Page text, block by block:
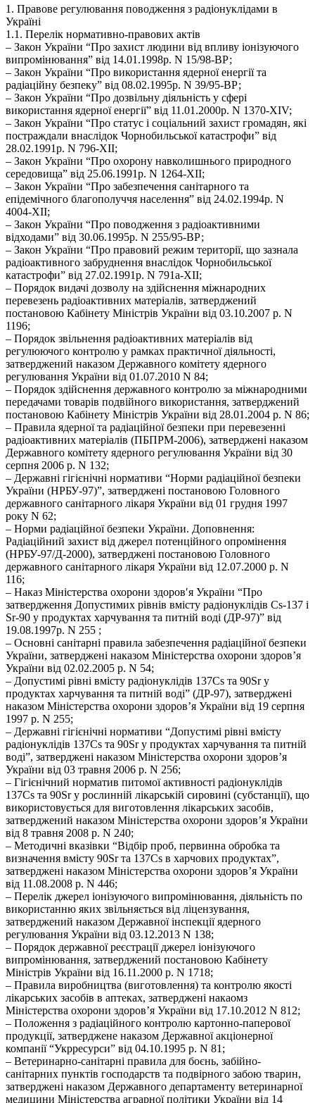
1. Правове регулювання поводження з радіонуклідами в
Україні
1.1. Перелік нормативно-правових актів
– Закон України “Про захист людини від впливу іонізуючого
випромінювання” від 14.01.1998р. N 15/98-ВР;
– Закон України “Про використання ядерної енергії та
радіаційну безпеку” від 08.02.1995р. N 39/95-ВР;
– Закон України “Про дозвільну діяльність у сфері
використання ядерної енергії” від 11.01.2000р. N 1370-XIV;
– Закон України “Про статус і соціальний захист громадян, які
постраждали внаслідок Чорнобильської катастрофи” від
28.02.1991р. N 796-XII;
– Закон України “Про охорону навколишнього природного
середовища” від 25.06.1991р. N 1264-XII;
– Закон України “Про забезпечення санітарного та
епідемічного благополуччя населення” від 24.02.1994р. N
4004-XII;
– Закон України “Про поводження з радіоактивними
відходами” від 30.06.1995р. N 255/95-ВР;
– Закон України “Про правовий режим території, що зазнала
радіоактивного забруднення внаслідок Чорнобильської
катастрофи” від 27.02.1991р. N 791а-XII;
– Порядок видачі дозволу на здійснення міжнародних
перевезень радіоактивних матеріалів, затверджений
постановою Кабінету Міністрів України від 03.10.2007 р. N
1196;
– Порядок звільнення радіоактивних матеріалів від
регулюючого контролю у рамках практичної діяльності,
затверджений наказом Державного комітету ядерного
регулювання України від 01.07.2010 N 84;
– Порядок здійснення державного контролю за міжнародними
передачами товарів подвійного використання, затверджений
постановою Кабінету Міністрів України від 28.01.2004 р. N 86;
– Правила ядерної та радіаційної безпеки при перевезенні
радіоактивних матеріалів (ПБПРМ-2006), затверджені наказом
Державного комітету ядерного регулювання України від 30
серпня 2006 р. N 132;
– Державні гігієнічні нормативи “Норми радіаційної безпеки
України (НРБУ-97)”, затверджені постановою Головного
державного санітарного лікаря України від 01 грудня 1997
року N 62;
– Норми радіаційної безпеки України. Доповнення:
Радіаційний захист від джерел потенційного опромінення
(НРБУ-97/Д-2000), затверджені постановою Головного
державного санітарного лікаря України від 12.07.2000 р. N
116;
– Наказ Міністерства охорони здоровʹя України “Про
затвердження Допустимих рівнів вмісту радіонуклідів Cs-137 і
Sr-90 у продуктах харчування та питній воді (ДР-97)” від
19.08.1997р. N 255 ;
– Основні санітарні правила забезпечення радіаційної безпеки
України, затверджені наказом Міністерства охорони здоров’я
України від 02.02.2005 р. N 54;
– Допустимі рівні вмісту радіонуклідів 137Cs та 90Sr у
продуктах харчування та питній воді” (ДР-97), затверджені
наказом Міністерства охорони здоров’я України від 19 серпня
1997 р. N 255;
– Державні гігієнічні нормативи “Допустимі рівні вмісту
радіонуклідів 137Cs та 90Sr у продуктах харчування та питній
воді”, затверджені наказом Міністерства охорони здоров’я
України від 03 травня 2006 р. N 256;
– Гігієнічний норматив питомої активності радіонуклідів
137Cs та 90Sr у рослинній лікарській сировині (субстанції), що
використовується для виготовлення лікарських засобів,
затверджений наказом Міністерства охорони здоров’я України
від 8 травня 2008 р. N 240;
– Методичні вказівки “Відбір проб, первинна обробка та
визначення вмісту 90Sr та 137Cs в харчових продуктах”,
затверджені наказом Міністерства охорони здоров’я України
від 11.08.2008 р. N 446;
– Перелік джерел іонізуючого випромінювання, діяльність по
використанню яких звільняється від ліцензування,
затверджений наказом Державної інспекції ядерного
регулювання України від 03.12.2013 N 138;
– Порядок державної реєстрації джерел іонізуючого
випромінювання, затверджений постановою Кабінету
Міністрів України від 16.11.2000 р. N 1718;
– Правила виробництва (виготовлення) та контролю якості
лікарських засобів в аптеках, затверджені накаомз
Міністерства охорони здоров’я України від 17.10.2012 N 812;
– Положення з радіаційного контролю картонно-паперової
продукції, затверджене наказом Державної акціонерної
компанії “Укрресурси” від 04.10.1995 р. N 81;
– Ветеринарно-санітарні правила для боєнь, забійно-
санітарних пунктів господарств та подвірного забою тварин,
затверджені наказом Державного департаменту ветеринарної
медицини Міністерства аграрної політики України від 14